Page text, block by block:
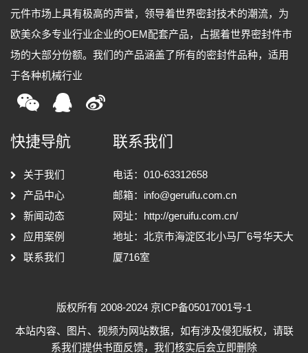
元件市场上具有极高的声誉，领导着世界密封技术的潮流，为
欧美众多专业行业企业的OEM配套产品，占据着世界密封件市
场的大部分份额。我们的产品涵盖了所有的密封件品种，适用
于各种机械行业
快捷导航
关于我们
产品中心
新闻动态
应用案例
联系我们
联系我们
电话：010-63312658
邮箱： info@geruifu.com.cn
网址： http://geruifu.com.cn/
地址：北京市海淀区北小马厂6号华天大
厦716室
版权所有 2008-2024 京ICP备05017001号-1
本站内容、图片、视频为网站数据，如有涉及侵犯版权，请联
系我们提供书面反馈，我们核实后会立即删除